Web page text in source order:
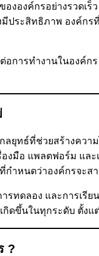
งองค์กรอย่างรวด
มีประสิทธิภาพ องค์ก
การทำงานในองค์
ลยุทธ์ที่ช่วยสร้างควา
มือ แพลตฟอร์ม และ
ำหนดว่าองค์กรจะส
ดลอง และการเรีย
กิดขึ้นในทุกระดับ ตั้
?